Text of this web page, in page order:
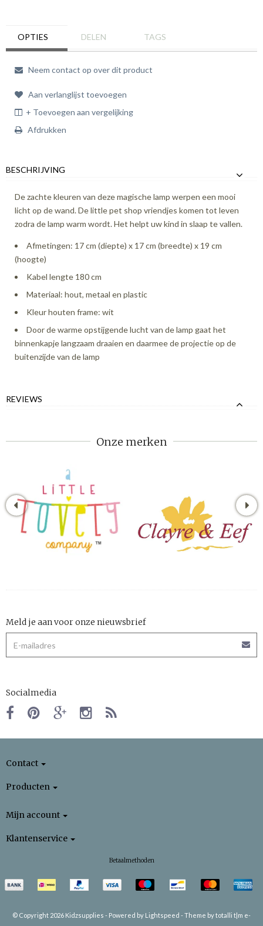
OPTIES DELEN TAGS
Neem contact op over dit product
Aan verlanglijst toevoegen
+ Toevoegen aan vergelijking
Afdrukken
BESCHRIJVING
De zachte kleuren van deze magische lamp werpen een mooi
licht op de wand. De little pet shop vriendjes komen tot leven
zodra de lamp warm wordt. Het helpt uw kind in slaap te vallen.
Afmetingen: 17 cm (diepte) x 17 cm (breedte) x 19 cm
(hoogte)
Kabel lengte 180 cm
Materiaal: hout, metaal en plastic
Kleur houten frame: wit
Door de warme opstijgende lucht van de lamp gaat het
binnenkapje langzaam draaien en daarmee de projectie op de
buitenzijde van de lamp
REVIEWS
Onze merken
Meld je aan voor onze nieuwsbrief
Socialmedia
Contact
Producten
Mijn account
Klantenservice
Betaalmethoden
© Copyright 2026 Kidzsupplies - Powered by Lightspeed -Theme by totalli t|m e-